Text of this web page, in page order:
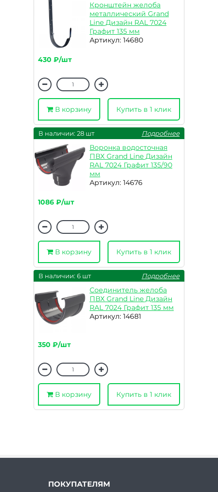
Кронштейн желоба
металлический Grand
Line Дизайн RAL 7024
Графит 135 мм
Артикул: 14680
430 ₽/шт
В корзину Купить в 1 клик
В наличии: 28 шт Подробнее
Воронка водосточная
ПВХ Grand Line Дизайн
RAL 7024 Графит 135/90
мм
Артикул: 14676
1086 ₽/шт
В корзину Купить в 1 клик
В наличии: 6 шт Подробнее
Соединитель желоба
ПВХ Grand Line Дизайн
RAL 7024 Графит 135 мм
Артикул: 14681
350 ₽/шт
В корзину Купить в 1 клик
ПОКУПАТЕЛЯМ